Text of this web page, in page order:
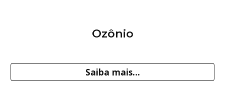
Ozônio
Saiba mais...